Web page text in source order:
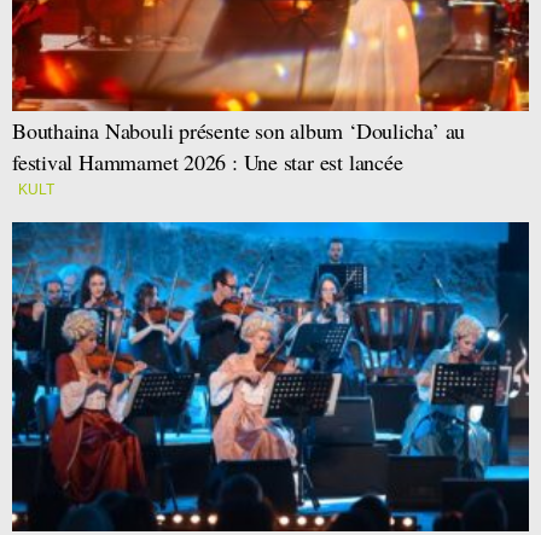
Bouthaina Nabouli présente son album ‘Doulicha’ au
festival Hammamet 2026 : Une star est lancée
KULT